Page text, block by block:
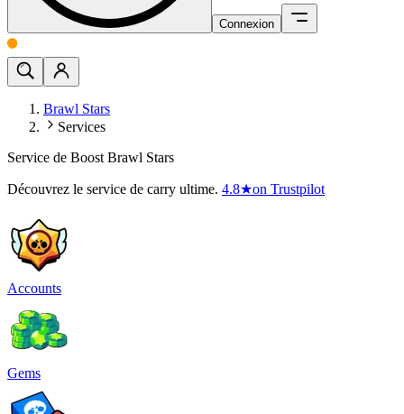
Connexion
Brawl Stars
Services
Service de Boost Brawl Stars
Découvrez le service de carry ultime. 4.8★on Trustpilot
Accounts
Gems